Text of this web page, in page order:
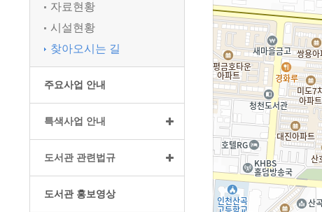
자료현황
시설현황
찾아오시는 길
주요사업 안내
특색사업 안내
도서관 관련법규
도서관 홍보영상